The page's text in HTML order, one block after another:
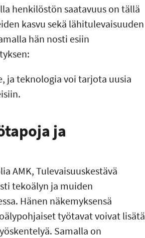
henkilöstön saatavuus on tällä
kasvu sekä lähitulevaisuuden
hän nosti esiin
ja teknologia voi tarjota uusia
ja
AMK, Tulevaisuuskestävä
tekoälyn ja muiden
Hänen näkemyksensä
työtavat voivat lisätä
Samalla on